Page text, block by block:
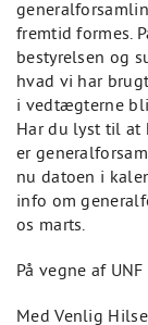
fremtid formes.
bestyrelsen og
hvad vi har
i vedtægterne
Har du lyst til at
er
nu datoen i
info om
os marts.
På vegne af
Med Venlig